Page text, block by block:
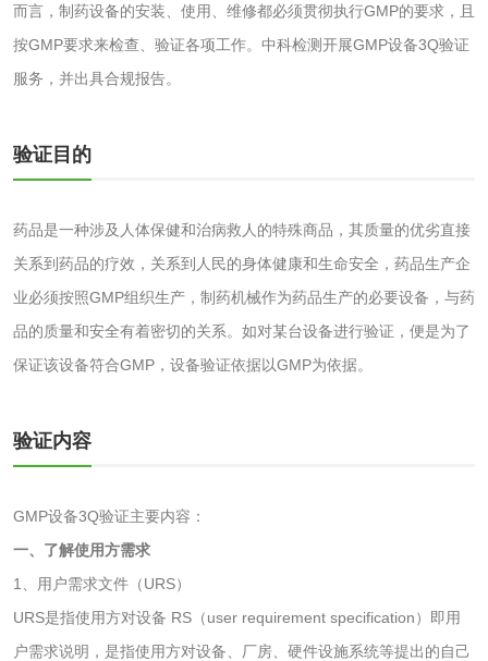
而言，制药设备的安装、使用、维修都必须贯彻执行GMP的要求，且
按GMP要求来检查、验证各项工作。中科检测开展GMP设备3Q验证
服务，并出具合规报告。
验证目的
药品是一种涉及人体保健和治病救人的特殊商品，其质量的优劣直接
关系到药品的疗效，关系到人民的身体健康和生命安全，药品生产企
业必须按照GMP组织生产，制药机械作为药品生产的必要设备，与药
品的质量和安全有着密切的关系。如对某台设备进行验证，便是为了
保证该设备符合GMP，设备验证依据以GMP为依据。
验证内容
GMP设备3Q验证主要内容：
一、了解使用方需求
1、用户需求文件（URS）
URS是指使用方对设备 RS（user requirement specification）即用
户需求说明，是指使用方对设备、厂房、硬件设施系统等提出的自己
测
齿轮油检测
食品包装材料检测 餐具检测
食品包装用阻隔塑 食品包装用纸铝塑
学生用品检测
涂改液/修正液检测
橡皮擦检测 学生书包检测